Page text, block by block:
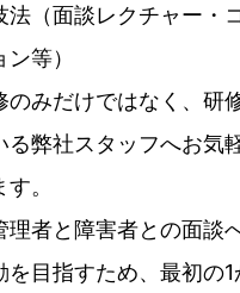
法（面談レクチャー・
等）
のみだけではなく、研
る弊社スタッフへお気
。
理者と障害者との面談
を目指すため、最初の1